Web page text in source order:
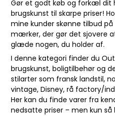
Gør et godt køb og forkæl
brugskunst til skarpe priser!
mine kunder skønne tilbud
mærker, der gør det sjovere
glæde nogen, du holder af.
I denne kategori finder du
brugskunst, boligtilbehør og
stilarter som fransk landstil,
vintage, Disney, rå factory/
Her kan du finde varer fra
nedsatte priser – men kun